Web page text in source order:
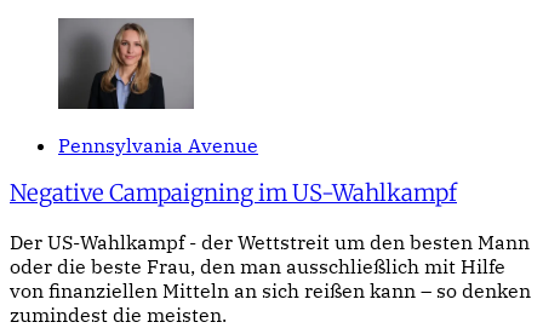
Pennsylvania Avenue
Negative Campaigning im US-Wahlkampf
Der US-Wahlkampf - der Wettstreit um den besten Mann
oder die beste Frau, den man ausschließlich mit Hilfe
von finanziellen Mitteln an sich reißen kann – so denken
zumindest die meisten.